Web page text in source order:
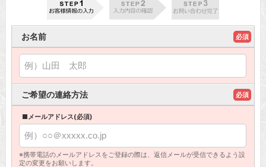
お名前 必須
ご希望の連絡方法 必須
■メールアドレス(必須)
※携帯電話のメールアドレスをご登録の際は、返信メールが受信できるよう設
定の変更をお願いします。